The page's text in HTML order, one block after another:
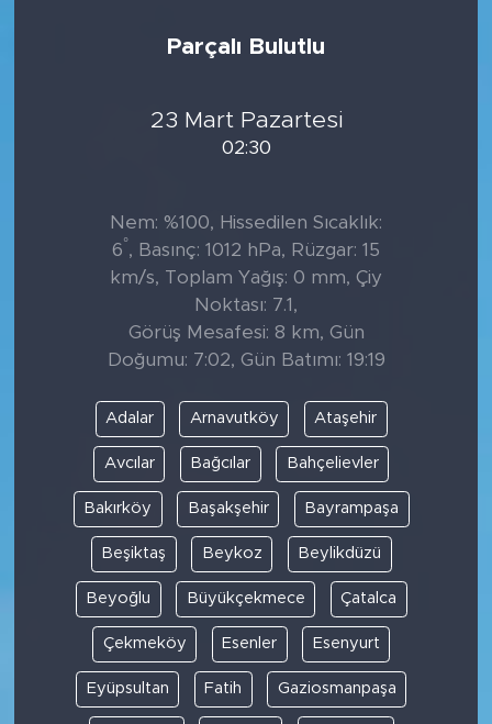
Parçalı Bulutlu
23 Mart Pazartesi
02:30
Nem: %100, Hissedilen Sıcaklık:
6°, Basınç: 1012 hPa, Rüzgar: 15
km/s, Toplam Yağış: 0 mm, Çiy
Noktası: 7.1,
Görüş Mesafesi: 8 km, Gün
Doğumu: 7:02, Gün Batımı: 19:19
Adalar Arnavutköy Ataşehir
Avcılar Bağcılar Bahçelievler
Bakırköy Başakşehir Bayrampaşa
Beşiktaş Beykoz Beylikdüzü
Beyoğlu Büyükçekmece Çatalca
Çekmeköy Esenler Esenyurt
Eyüpsultan Fatih Gaziosmanpaşa